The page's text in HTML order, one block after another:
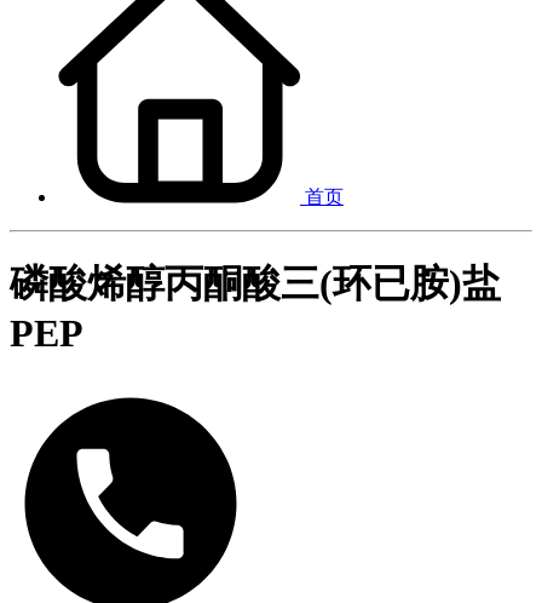
首页
磷酸烯醇丙酮酸三(环已胺)盐
PEP